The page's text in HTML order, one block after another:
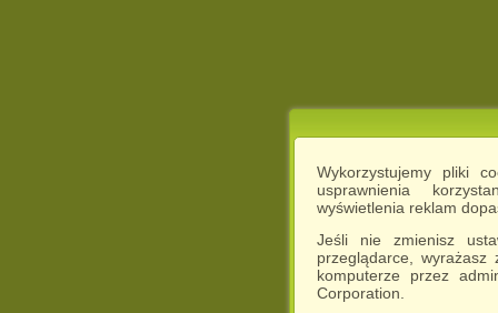
Wykorzystujemy pliki
usprawnienia
wyświetlenia reklam
Jeśli nie zmienisz
przeglądarce,
komputerze przez
Corporation.